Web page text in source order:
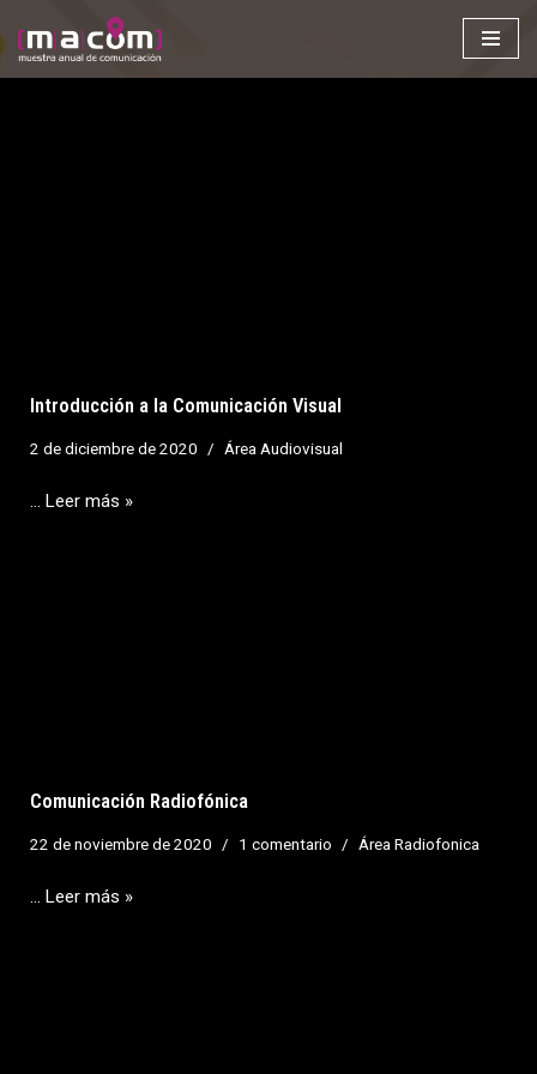
Saltar
Introducción a la Comunicación Visual
2 de diciembre de 2020 Área Audiovisual
Leer más »
Comunicación Radiofónica
22 de noviembre de 2020 1 comentario Área Radiofonica
Leer más »